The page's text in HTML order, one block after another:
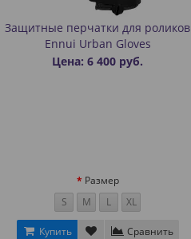
Защитные перчатки для роликов
Ennui Urban Gloves
Цена: 6 400 руб.
Размер
S
M L XL
Купить Сравнить